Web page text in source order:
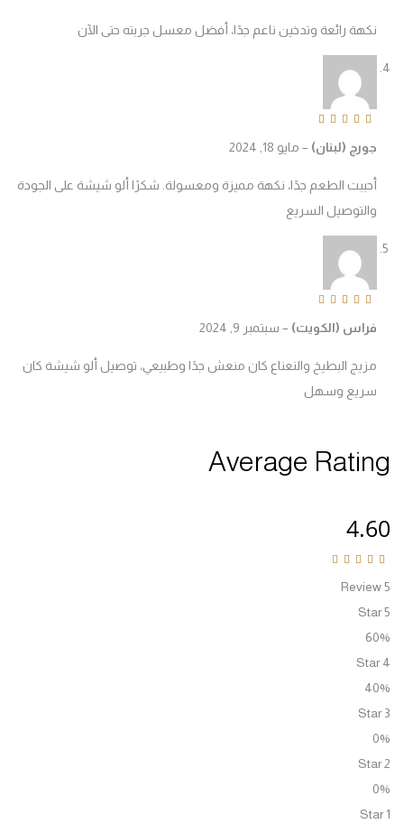
رائعة وتدخين ناعم جدًا، أفضل معسل جربته حتى الآن
(لبنان)–مايو 18, 2024
الطعم جدًا، نكهة مميزة ومعسولة. شكرًا ألو شيشة على الجودة
السريع
(الكويت)–سبتمبر 9, 2024
البطيخ والنعناع كان منعش جدًا وطبيعي، توصيل ألو شيشة كان
وسهل
Average